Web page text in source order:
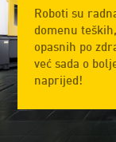
Roboti su
domenu
opasnih po
već sada o
naprijed!